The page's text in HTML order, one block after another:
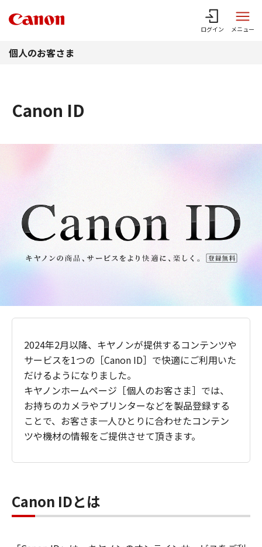
ログイン メニュー
個人のお客さま
Canon ID
2024年2月以降、キヤノンが提供するコンテンツや
サービスを1つの［Canon ID］で快適にご利用いた
だけるようになりました。
キヤノンホームページ［個人のお客さま］では、
お持ちのカメラやプリンターなどを製品登録する
ことで、お客さま一人ひとりに合わせたコンテン
ツや機材の情報をご提供させて頂きます。
Canon IDとは